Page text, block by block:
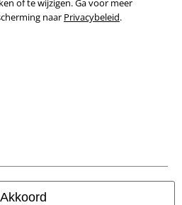
of te wijzigen. Ga voor meer
naar Privacybeleid.
Akkoord